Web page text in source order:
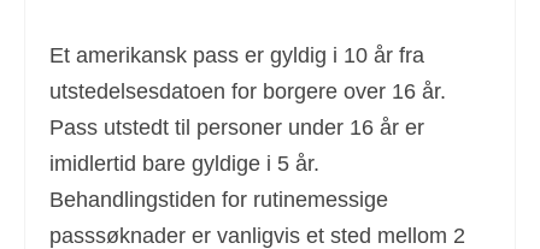
Et amerikansk pass er gyldig i 10 år fra
utstedelsesdatoen for borgere over 16 år.
Pass utstedt til personer under 16 år er
imidlertid bare gyldige i 5 år.
Behandlingstiden for rutinemessige
passsøknader er vanligvis et sted mellom 2